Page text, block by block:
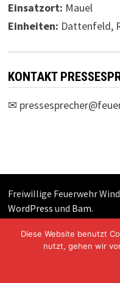
Einsatzort: Mauel
Einheiten: Dattenfeld,
KONTAKT
✉
Freiwillige Feuerwehr
WordPress und Bam.
Diese Website benutzt
nutzt, gehen wir